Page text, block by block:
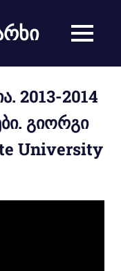
2013-2014
გიორგი
University